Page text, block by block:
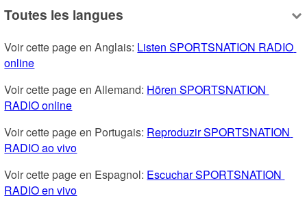
Toutes les langues
Voir cette page en Anglais: Listen SPORTSNATION RADIO
online
Voir cette page en Allemand: Hören SPORTSNATION
RADIO online
Voir cette page en Portugais: Reproduzir SPORTSNATION
RADIO ao vivo
Voir cette page en Espagnol: Escuchar SPORTSNATION
RADIO en vivo